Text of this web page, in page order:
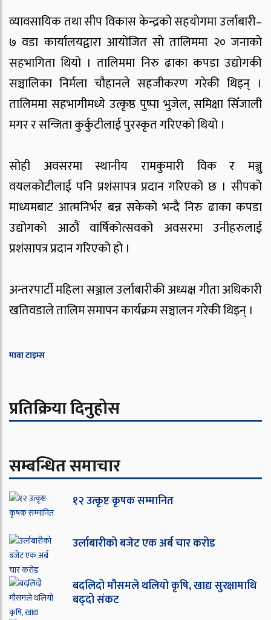
व्यावसायिक तथा सीप विकास केन्द्रको सहयोगमा उर्लाबारी–
७ वडा कार्यालयद्वारा आयोजित सो तालिममा २० जनाको
सहभागिता थियो । तालिममा निरु ढाका कपडा उद्योगकी
सञ्चालिका निर्मला चौहानले सहजीकरण गरेकी थिइन् ।
तालिममा सहभागीमध्ये उत्कृष्ठ पुष्पा भुजेल, समिक्षा सिँजाली
मगर र सन्जिता कुर्कुटीलाई पुरस्कृत गरिएको थियो ।
सोही अवसरमा स्थानीय रामकुमारी विक र मञ्जु
वयलकोटीलाई पनि प्रशंसापत्र प्रदान गरिएको छ । सीपको
माध्यमबाट आत्मनिर्भर बन्न सकेको भन्दै निरु ढाका कपडा
उद्योगको आठौं वार्षिकोत्सवको अवसरमा उनीहरुलाई
प्रशंसापत्र प्रदान गरिएको हो ।
अन्तरपार्टी महिला सञ्जाल उर्लाबारीकी अध्यक्ष गीता अधिकारी
खतिवडाले तालिम समापन कार्यक्रम सञ्चालन गरेकी थिइन् ।
मावा टाइम्स
प्रतिक्रिया दिनुहोस
सम्बन्धित समाचार
१२ उत्कृष्ट कृषक सम्मानित
उर्लाबारीको बजेट एक अर्ब चार करोड
बदलिदो मौसमले थलियो कृषि, खाद्य सुरक्षामाथि
बढ्दो संकट